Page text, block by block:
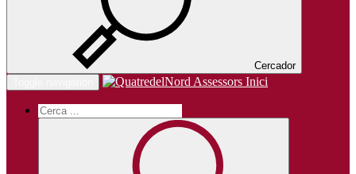
Cercador
Inici